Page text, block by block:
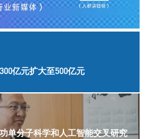
亿元扩大至500亿元
单分子科学和人工智能交叉研究